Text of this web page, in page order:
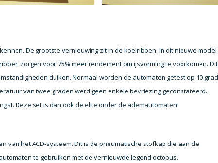
De grootste vernieuwing zit in de koelribben. In dit nieuwe model
zorgen voor 75% meer rendement om ijsvorming te voorkomen.
duiken. Normaal worden de automaten getest op 10
van twee graden werd geen enkele bevriezing geconstateerd.
Deze set is dan ook de elite onder de ademautomaten!
van het ACD-systeem. Dit is de pneumatische stofkap die aan de
te gebruiken met de vernieuwde legend octopus.